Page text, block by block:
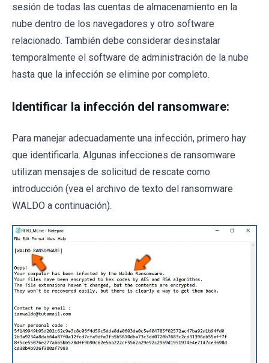
sesión de todas las cuentas de almacenamiento en la
nube dentro de los navegadores y otro software
relacionado. También debe considerar desinstalar
temporalmente el software de administración de la nube
hasta que la infección se elimine por completo.
Identificar la infección del ransomware:
Para manejar adecuadamente una infección, primero hay
que identificarla. Algunas infecciones de ransomware
utilizan mensajes de solicitud de rescate como
introducción (vea el archivo de texto del ransomware
WALDO a continuación).